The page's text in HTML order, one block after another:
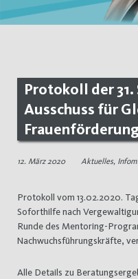
Protokoll der 31.
Ausschuss für
Frauenförderung
12. März 2020 Aktuelles,
Protokoll vom 13.02.2020. Tagesordnungspunkte: Medizinische
Soforthilfe nach
Runde des Mentoring-
Nachwuchsführungskräfte,
Alle Details zu